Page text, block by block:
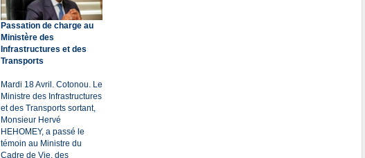
Passation de charge au
Ministère des
Infrastructures et des
Transports
Mardi 18 Avril. Cotonou. Le
Ministre des Infrastructures
et des Transports sortant,
Monsieur Hervé
HEHOMEY, a passé le
témoin au Ministre du
Cadre de Vie, des